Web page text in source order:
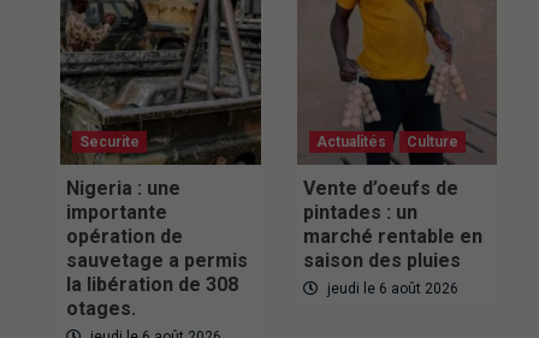
Securite
Nigeria : une
importante
opération de
sauvetage a permis
la libération de 308
otages.
Actualités Culture
Vente d’oeufs de
pintades : un
marché rentable en
saison des pluies
jeudi le 6 août 2026